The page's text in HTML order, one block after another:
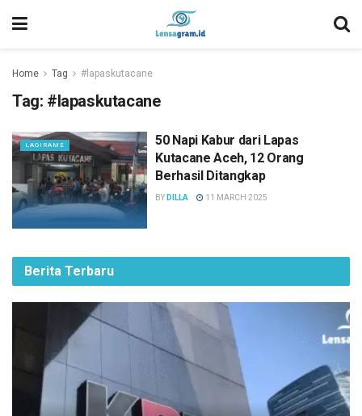
Home Tag #lapaskutacane
Tag: #lapaskutacane
LAGIRAME
50 Napi Kabur dari Lapas
Kutacane Aceh, 12 Orang
Berhasil Ditangkap
BY DILLA 11 MARCH 2025
Berita Terbaru